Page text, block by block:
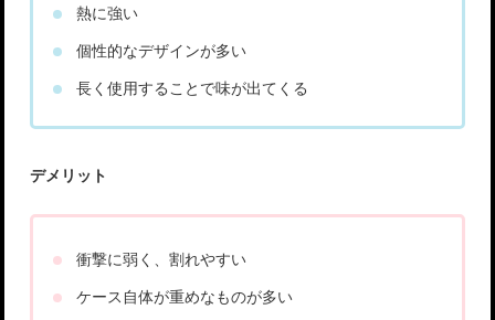
熱に強い
個性的なデザインが多い
長く使用することで味が出てくる
デメリット
衝撃に弱く、割れやすい
ケース自体が重めなものが多い